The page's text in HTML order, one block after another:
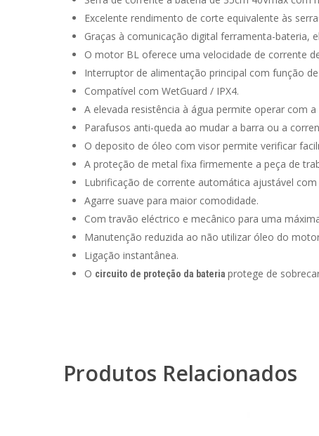
Excelente rendimento de corte equivalente às
Graças à comunicação digital ferramenta-bateria,
O motor BL oferece uma velocidade de corrente
Interruptor de alimentação principal com função
Compatível com WetGuard / IPX4.
A elevada resistência à água permite operar com
Parafusos anti-queda ao mudar a barra ou a
O deposito de óleo com visor permite verificar
A proteção de metal fixa firmemente a peça de
Lubrificação de corrente automática ajustável
Agarre suave para maior comodidade.
Com travão eléctrico e mecânico para uma
Manutenção reduzida ao não utilizar óleo do
Ligação instantânea.
O circuito de proteção da bateria protege de
Produtos Relacionados